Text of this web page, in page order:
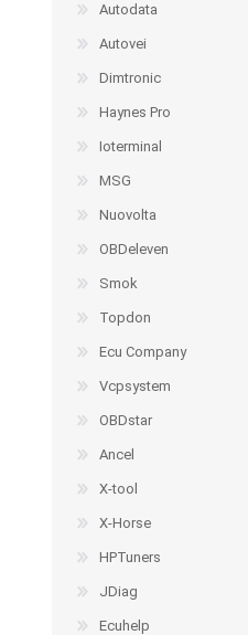
Autodata
Autovei
Dimtronic
Haynes Pro
Ioterminal
MSG
Nuovolta
OBDeleven
Smok
Topdon
Ecu Company
Vcpsystem
OBDstar
Ancel
X-tool
X-Horse
HPTuners
JDiag
Ecuhelp